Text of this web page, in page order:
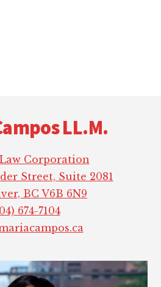
LL.M.
Corporation
Street, Suite 2081
BC V6B 6N9
674-7104